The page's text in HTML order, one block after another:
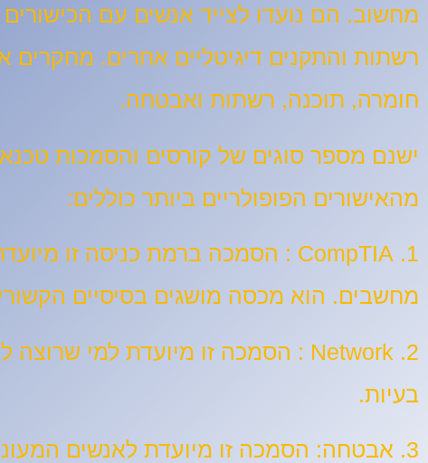
מחשוב. הם נועדו לצייד אנשים עם
רשתות והתקנים דיגיטליים אחרים. מחקרים
חומרה, תוכנה, רשתות ואבטחה.
ישנם מספר סוגים של קורסים והסמכות
מהאישורים הפופולריים ביותר כוללים:
1. CompTIA
מחשבים. הוא מכסה מושגים בסיסיים
2. Network
: הסמכה זו מיועדת למי שרוצה
בעיות.
3. אבטחה:
הסמכה זו מיועדת לאנשים